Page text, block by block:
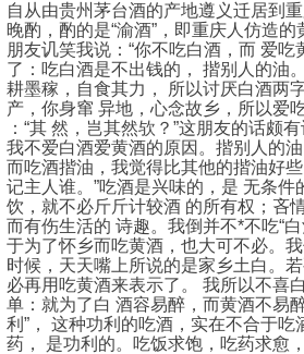
自从由贵州茅台酒的产地遵义迁居到
晚酌，酌的是“渝酒”，即重庆人仿造
朋友讥笑我说：“你不吃白酒，而 爱
了：吃白酒是不出钱的， 揩别人的油
耕墨稼，自食其力， 所以讨厌白酒两
产，你身窜 异地，心念故乡，所以爱
：“其 然，岂其然欤？”这朋友的话颇
我不爱白酒爱黄酒的原因。揩别人的
而吃酒揩油，我觉得比其他的揩油好
记主人谁。”吃酒是兴味的，是 无条件
饮，就不必斤斤计较酒 的所有权；吝
而有伤生活的 诗趣。我倒并不*不吃“
于为了怀乡而吃黄酒，也大可不必。
时候，天天嘴上所说的是家乡土白。
必再用吃黄酒来表示了。 我所以不喜
单：就为了白 酒容易醉，而黄酒不易
利”， 这种功利的吃酒，实在不合于吃
药， 是功利的。吃饭求饱，吃药求愈